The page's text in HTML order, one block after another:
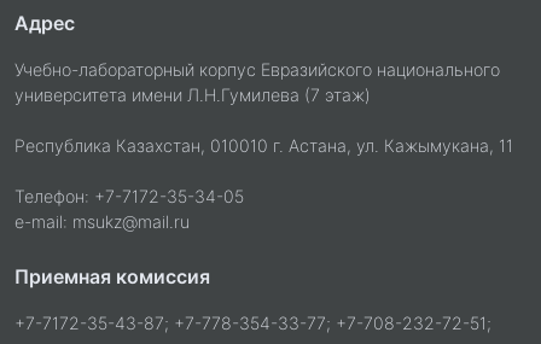
Адрес
Учебно-лабораторный корпус Евразийского национального
университета имени Л.Н.Гумилева (7 этаж)
Республика Казахстан, 010010 г. Астана, ул. Кажымукана, 11
Телефон: +7-7172-35-34-05
e-mail: msukz@mail.ru
Приемная комиссия
+7-7172-35-43-87; +7-778-354-33-77; +7-708-232-72-51;